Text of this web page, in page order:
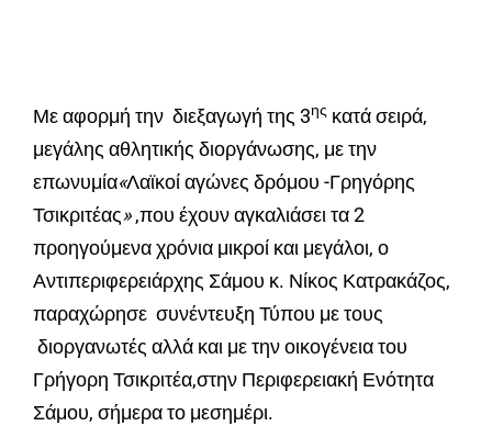
Με αφορμή την διεξαγωγή της 3ης κατά σειρά,
μεγάλης αθλητικής διοργάνωσης, με την
επωνυμία«Λαϊκοί αγώνες δρόμου -Γρηγόρης
Τσικριτέας»,που έχουν αγκαλιάσει τα 2
προηγούμενα χρόνια μικροί και μεγάλοι, ο
Αντιπεριφερειάρχης Σάμου κ. Νίκος Κατρακάζος,
παραχώρησε συνέντευξη Τύπου με τους
διοργανωτές αλλά και με την οικογένεια του
Γρήγορη Τσικριτέα,στην Περιφερειακή Ενότητα
Σάμου, σήμερα το μεσημέρι.